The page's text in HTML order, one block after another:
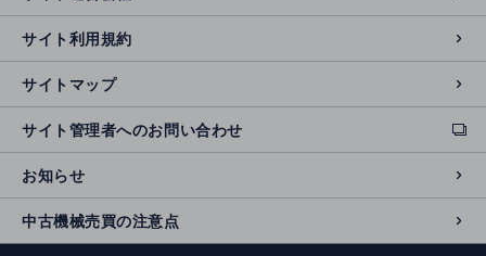
si
t
e
サイト利用規約
サイトマップ
サイト管理者へのお問い合わせ
ext
e
r
n
al
si
お知らせ
中古機械売買の注意点